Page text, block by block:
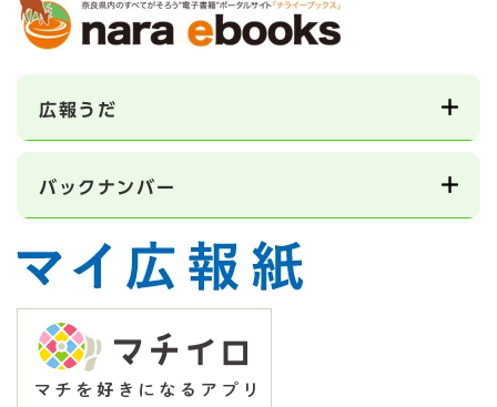
広報うだ
バックナンバー